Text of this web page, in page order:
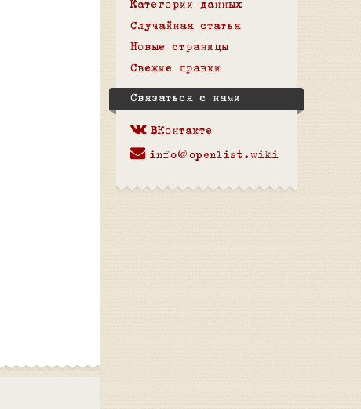
Категории данных
Случайная статья
Новые страницы
Свежие правки
Связаться с нами
ВКонтакте
info@openlist.wiki